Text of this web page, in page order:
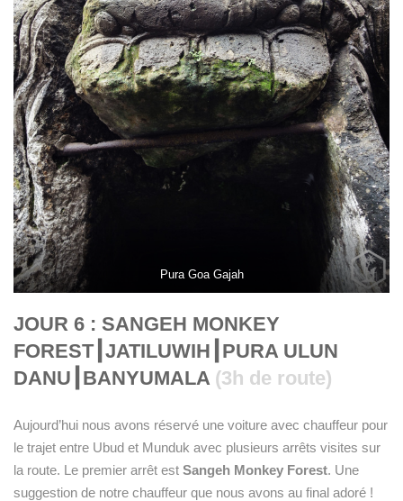
Pura Goa Gajah
JOUR 6 : SANGEH MONKEY
FOREST┃ JATILUWIH PURA ULUN
DANU BANYUMALA (3h de route)
Aujourd’hui nous avons réservé une voiture avec chauffeur pour
le trajet entre Ubud et Munduk avec plusieurs arrêts visites sur
la route. Le premier arrêt est Sangeh Monkey Forest. Une
suggestion de notre chauffeur que nous avons au final adoré !